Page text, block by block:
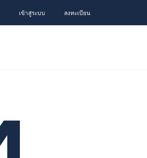
เข้าสู่ระบบ ลงทะเบียน